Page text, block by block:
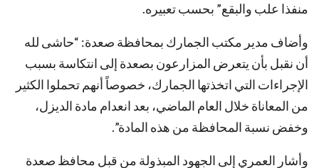
منفذا علب والبقع” بحسب تعبيره.
وأضاف مدير مكتب الجمارك بمحافظة صعدة: “حاشى لله
أن نقبل بأن يتعرض المزارعون بصعدة إلى انتكاسة بسبب
الإجراءات التي اتخذتها الجمارك، خصوصاً أنهم تحملوا الكثير
من المعاناة خلال العام الماضي، بعد انعدام مادة الديزل،
وخفض نسبة المحافظة من هذه المادة”.
وأشار العمري إلى الجهود المبذولة من قبل محافظ صعدة